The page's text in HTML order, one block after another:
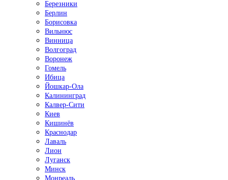
Березники
Берлин
Борисовка
Вильнюс
Винница
Волгоград
Воронеж
Гомель
Ибица
Йошкар-Ола
Калининград
Калвер-Сити
Киев
Кишинёв
Краснодар
Лаваль
Лион
Луганск
Минск
Монреаль